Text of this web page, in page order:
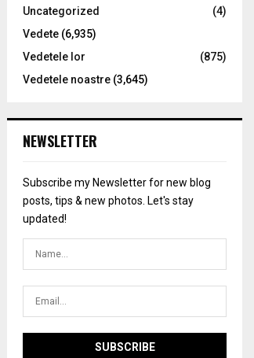
Uncategorized
(4)
Vedete (6,935)
Vedetele lor
(875)
Vedetele noastre (3,645)
NEWSLETTER
Subscribe my Newsletter for new blog
posts, tips & new photos. Let's stay
updated!